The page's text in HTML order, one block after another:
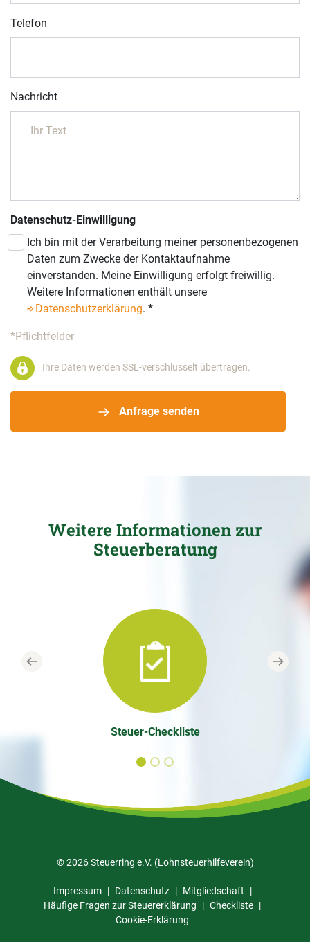
Telefon
Nachricht
Datenschutz-Einwilligung
Ich bin mit der Verarbeitung meiner personenbezogenen
Daten zum Zwecke der Kontaktaufnahme
einverstanden. Meine Einwilligung erfolgt freiwillig.
Weitere Informationen enthält unsere
Datenschutzerklärung. *
*Pflichtfelder
Anfrage senden
Ihre Daten werden SSL-verschlüsselt übertragen.
Weitere Informationen zur
Steuerberatung
Steuer-Checkliste
Previous Next
© 2026 Steuerring e.V. (Lohnsteuerhilfeverein)
Impressum Datenschutz
Mitgliedschaft
Häufige Fragen zur Steuererklärung
Checkliste
Cookie-Erklärung